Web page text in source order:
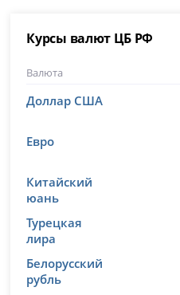
Курсы валют ЦБ РФ
Валюта
Доллар США
Евро
Китайский
юань
Турецкая
лира
Белорусский
рубль